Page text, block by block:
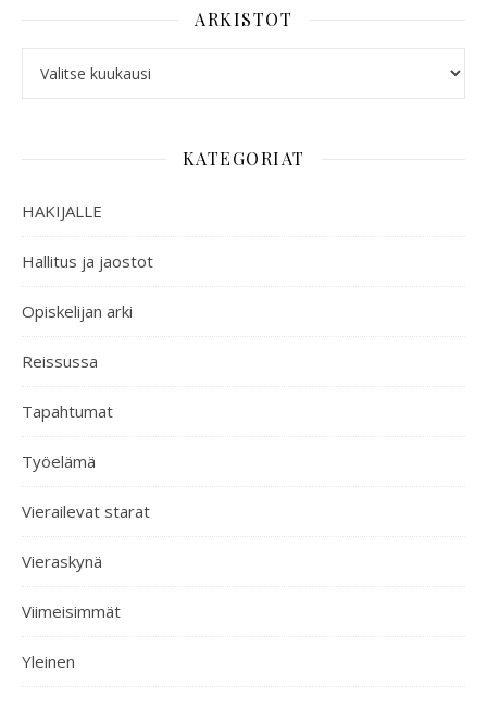
ARKISTOT
KATEGORIAT
HAKIJALLE
Hallitus ja jaostot
Opiskelijan arki
Reissussa
Tapahtumat
Työelämä
Vierailevat starat
Vieraskynä
Viimeisimmät
Yleinen